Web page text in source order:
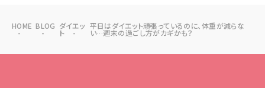
HOME BLOG ダイエッ
ト
平日はダイエット頑張っているのに、体重が減らな
い…週末の過ごし方がカギかも？